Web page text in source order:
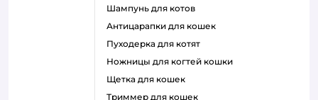
шампунь для котов
антицарапки для кошек
пуходерка для котят
ножницы для когтей кошки
щетка для кошек
триммер для кошек